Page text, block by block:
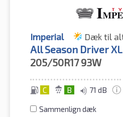
Imperial Dæk til
All Season Driver
205/50R17 93W
C B 71 dB
Sammenlign dæk